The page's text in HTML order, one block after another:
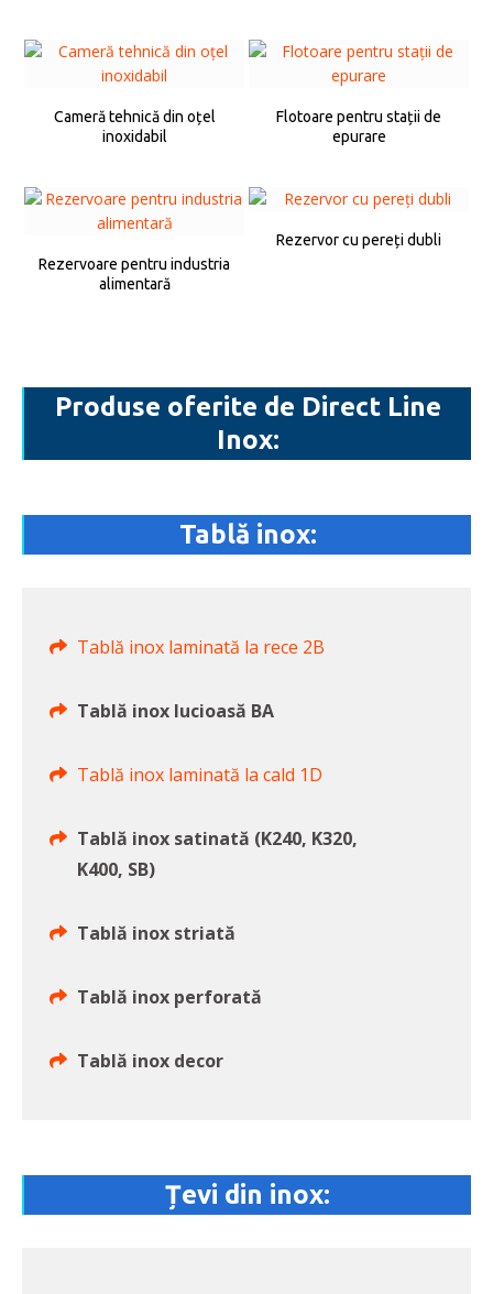
Cameră tehnică din oțel
inoxidabil
Flotoare pentru stații de
epurare
Rezervoare pentru industria
alimentară
Rezervor cu pereți dubli
Produse oferite de Direct Line
Inox:
Tablă inox:
Tablă inox laminată la rece 2B
Tablă inox lucioasă BA
Tablă inox laminată la cald 1D
Tablă inox satinată (K240, K320,
K400, SB)
Tablă inox striată
Tablă inox perforată
Tablă inox decor
Țevi din inox: